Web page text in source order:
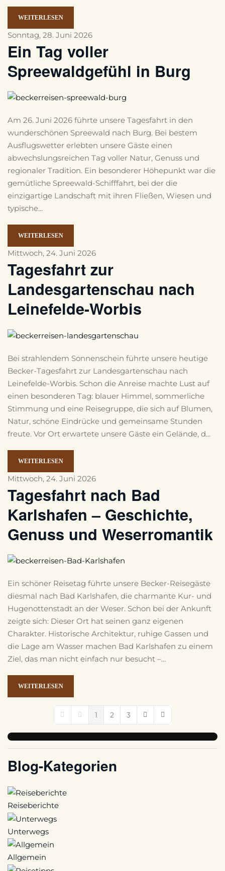
WEITERLESEN
Sonntag, 28. Juni 2026
Ein Tag voller
Spreewaldgefühl in Burg
Am 26. Juni 2026 führte unsere Tagesfahrt in den
wunderschönen Spreewald nach Burg. Bei bestem
Ausflugswetter erlebten unsere Gäste einen
abwechslungsreichen Tag voller Natur, Genuss und
regionaler Tradition. Ein besonderer Höhepunkt war die
gemütliche Spreewald-Schifffahrt, bei der die
einzigartige Landschaft mit ihren Fließen, Wiesen und
typische...
WEITERLESEN
Mittwoch, 24. Juni 2026
Tagesfahrt zur
Landesgartenschau nach
Leinefelde-Worbis
Bei strahlendem Sonnenschein führte unsere heutige
Becker-Tagesfahrt zur Landesgartenschau nach
Leinefelde-Worbis. Schon die Anreise machte Lust auf
einen besonderen Tag: blauer Himmel, sommerliche
Stimmung und eine Reisegruppe, die sich auf Blumen,
Natur, schöne Eindrücke und gemeinsame Stunden
freute. Vor Ort erwartete unsere Gäste ein Gelände, d...
WEITERLESEN
Mittwoch, 24. Juni 2026
Tagesfahrt nach Bad
Karlshafen – Geschichte,
Genuss und Weserromantik
Ein schöner Reisetag führte unsere Becker-Reisegäste
diesmal nach Bad Karlshafen, die charmante Kur- und
Hugenottenstadt an der Weser. Schon bei der Ankunft
zeigte sich: Dieser Ort hat seinen ganz eigenen
Charakter. Historische Architektur, ruhige Gassen und
die Lage am Wasser machen Bad Karlshafen zu einem
Ziel, das man nicht einfach nur besucht –...
WEITERLESEN
First PagePrevious Page
1 2 3 Next PageLast Page
Blog-Kategorien
Reiseberichte
Unterwegs
Allgemein